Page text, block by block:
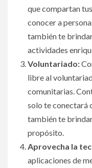
que compartan
conocer a
también te
actividades
Voluntariado:
libre al
comunitarias.
solo te conectará
también te
propósito.
Aprovecha la
aplicaciones de